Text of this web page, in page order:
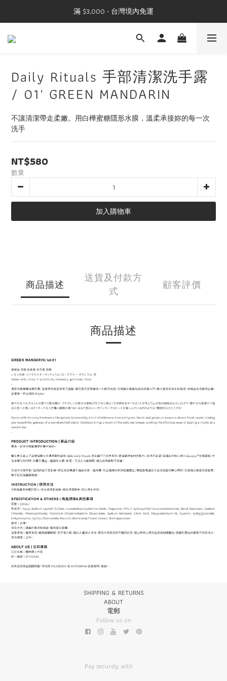
滿 $3,000 ‧ 台灣境內免運
Daily Rituals 手部清潔洗手露
/ 01' GREEN MANDARIN
不讓清潔帶走柔嫩。用白樺蜜糖隱形水膜，溫柔承接妳的每一次
洗手
NT$580
數量
加入購物車
商品描述
送貨及付款方
式
顧客評價
商品描述
SHIPPING & RETURNS
ABOUT
電郵
Follow us on
Pay securely with